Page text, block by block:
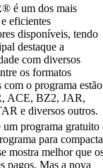
é um dos mais
eficientes
disponíveis, tendo
destaque a
com diversos
os formatos
com o programa estão
ACE, BZ2, JAR,
e diversos outros.
um programa gratuito
para
mostra melhor que
pagos. Mas a nova